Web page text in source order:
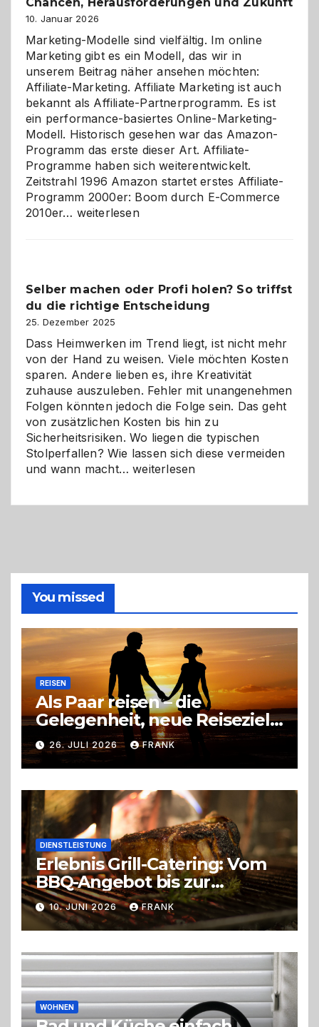
Chancen, Herausforderungen und Zukunft
10. Januar 2026
Marketing-Modelle sind vielfältig. Im online
Marketing gibt es ein Modell, das wir in
unserem Beitrag näher ansehen möchten:
Affiliate-Marketing. Affiliate Marketing ist auch
bekannt als Affiliate-Partnerprogramm. Es ist
ein performance-basiertes Online-Marketing-
Modell. Historisch gesehen war das Amazon-
Programm das erste dieser Art. Affiliate-
Programme haben sich weiterentwickelt.
Zeitstrahl 1996 Amazon startet erstes Affiliate-
Programm 2000er: Boom durch E-Commerce
2010er… Affiliate-
Herausforderungen
und
Zukunft
weiterlesen
Selber machen oder Profi holen? So triffst
du die richtige Entscheidung
25. Dezember 2025
Dass Heimwerken im Trend liegt, ist nicht mehr
von der Hand zu weisen. Viele möchten Kosten
sparen. Andere lieben es, ihre Kreativität
zuhause auszuleben. Fehler mit unangenehmen
Folgen könnten jedoch die Folge sein. Das geht
von zusätzlichen Kosten bis hin zu
Sicherheitsrisiken. Wo liegen die typischen
Stolperfallen? Wie lassen sich diese vermeiden
und wann macht…Selber
richtige
Entscheidung
weiterlesen
You missed
REISEN
Als Paar reisen – die
Gelegenheit, neue Reiseziele
zu entdecken
26. JULI 2026 FRANK
DIENSTLEISTUNG
Erlebnis Grill-Catering: Vom
BBQ-Angebot bis zur
perfekten Eventorganisation
Trend zu Outdoor-Events,
Erlebnisgastronomie und
Live-Cooking
10. JUNI 2026 FRANK
WOHNEN